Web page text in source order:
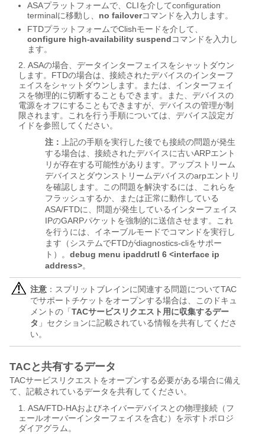
ASAプラットフォームで、CLIを介してconfiguration
terminalに移動し、 no failoverコマンドを入力します。
FTDプラットフォームでClishモードを介して、
configure high-availability suspendコマンドを入力し
ます。
ASAの場合、データインターフェイスをシャットダウン
します。FTDの場合は、接続されたデバイスのインターフ
ェイスをシャットダウンします。または、インターフェイ
スを物理的に切断することもできます。また、デバイスの
電源をオフにすることもできますが、デバイスの管理が制
限されます。これを行う手順については、デバイス設定ガ
イドを参照してください。
注： 上記の手順を実行した後でも接続の問題が発生
する場合は、接続されたデバイスに古いARPエント
リが存在する可能性があります。アップストリーム
デバイスとダウンストリームデバイスのarpエントリ
を確認します。この問題を解決するには、これらを
フラッシュするか、または正常に動作している
ASA/FTDに、問題が発生しているインターフェイス
IPのGARPパケットを強制的に送信させます。これ
を行うには、イネーブルモードでコマンドを実行し
ます（システムでFTDがdiagnostics-cliをサポー
ト）。 debug menu ipaddrutl 6 <interface ip
address>。
注意 ：スプリットブレインに関連する問題についてTAC
でサポートチケットをオープンする場合は、このドキュ
メントの「 TACサービスリクエスト用に収集するデー
タ 」セクションに記載されている情報を共有してくださ
い。
TACと共有するデータ
TACサービスリクエストをオープンする必要がある場合に備え
て、記載されているデータを共有してください。
ASA/FTD-HAおよびネイバーデバイスとの物理接続（フ
ェールオーバーインターフェイスを含む）を示すトポロジ
ダイアグラム。